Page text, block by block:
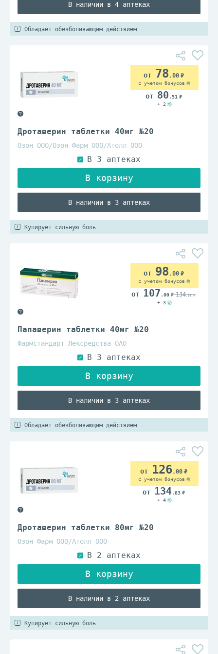
В наличии в 4 аптеках
Обладает обезболивающим действием
Дротаверин таблетки 40мг №20
Озон ООО/Озон Фарм ООО/Атолл ООО
В наличии в 3 аптеках
78 .00
с учетом бонусов
80 .51
+ 2
Купирует сильную боль
Папаверин таблетки 40мг №20
Фармстандарт Лексредства ОАО
В наличии в 3 аптеках
98 .00
с учетом бонусов
107 .00 134.00
+ 3
Обладает обезболивающим действием
Дротаверин таблетки 80мг №20
Озон Фарм ООО/Атолл ООО
В наличии в 2 аптеках
126.00
с учетом бонусов
134.83
+ 4
Купирует сильную боль